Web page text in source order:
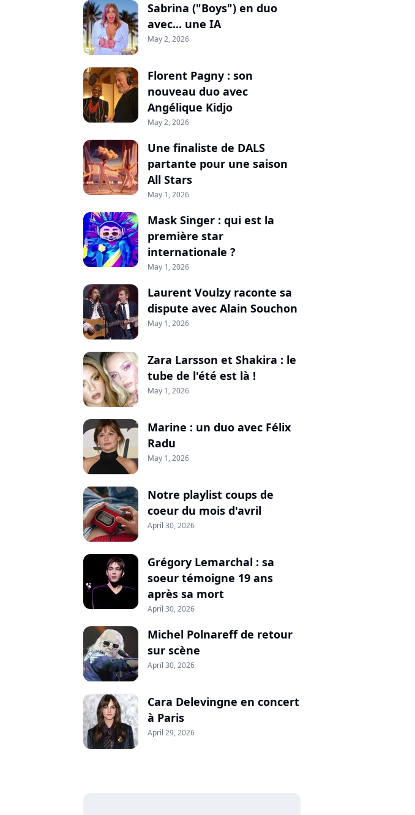
Sabrina ("Boys") en duo
avec... une IA
May 2, 2026
Florent Pagny : son
nouveau duo avec
Angélique Kidjo
May 2, 2026
Une finaliste de DALS
partante pour une saison
All Stars
May 1, 2026
Mask Singer : qui est la
première star
internationale ?
May 1, 2026
Laurent Voulzy raconte sa
dispute avec Alain Souchon
May 1, 2026
Zara Larsson et Shakira : le
tube de l'été est là !
May 1, 2026
Marine : un duo avec Félix
Radu
May 1, 2026
Notre playlist coups de
coeur du mois d'avril
April 30, 2026
Grégory Lemarchal : sa
soeur témoigne 19 ans
après sa mort
April 30, 2026
Michel Polnareff de retour
sur scène
April 30, 2026
Cara Delevingne en concert
à Paris
April 29, 2026